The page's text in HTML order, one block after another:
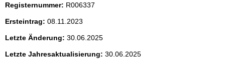
i
t
e
Registernummer: R006337
Ersteintrag: 08.11.2023
Letzte Änderung: 30.06.2025
Letzte Jahresaktualisierung: 30.06.2025